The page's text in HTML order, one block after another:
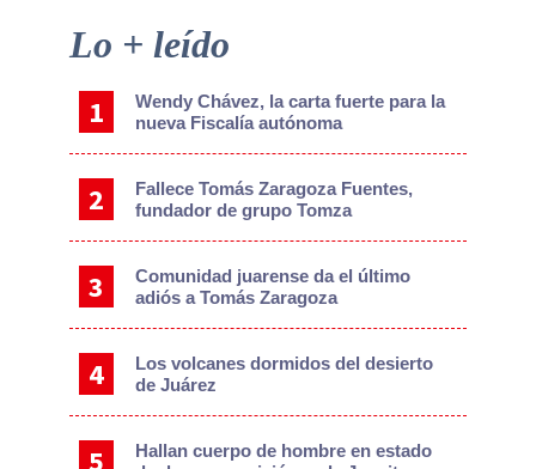
Primary
Sidebar
Lo + leído
Wendy Chávez, la carta fuerte para la
nueva Fiscalía autónoma
Fallece Tomás Zaragoza Fuentes,
fundador de grupo Tomza
Comunidad juarense da el último
adiós a Tomás Zaragoza
Los volcanes dormidos del desierto
de Juárez
Hallan cuerpo de hombre en estado